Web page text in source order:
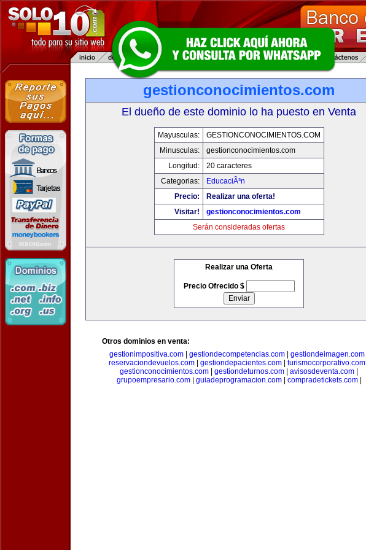
gestionconocimientos.com
El dueño de este dominio lo ha puesto en Venta
Mayusculas:
GESTIONCONOCIMIENTOS.COM
Minusculas:
gestionconocimientos.com
Longitud:
20 caracteres
Categorias:
EducaciÃ³n
Precio:
Realizar una oferta!
Visitar!
gestionconocimientos.com
Serán consideradas ofertas
Realizar una Oferta
Precio Ofrecido $
Otros dominios en venta:
gestionimpositiva.com
gestiondecompetencias.com gestiondeimagen.com
reservaciondevuelos.com
gestiondepacientes.com turismocorporativo.com
gestionconocimientos.com
gestiondeturnos.com avisosdeventa.com
grupoempresario.com| guiadeprogramacion.com| compradetickets.com|